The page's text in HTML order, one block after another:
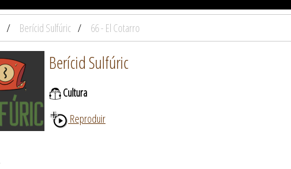
Berícid Sulfúric 66 - El Cotarro
Berícid Sulfúric
Cultura
Reproduir